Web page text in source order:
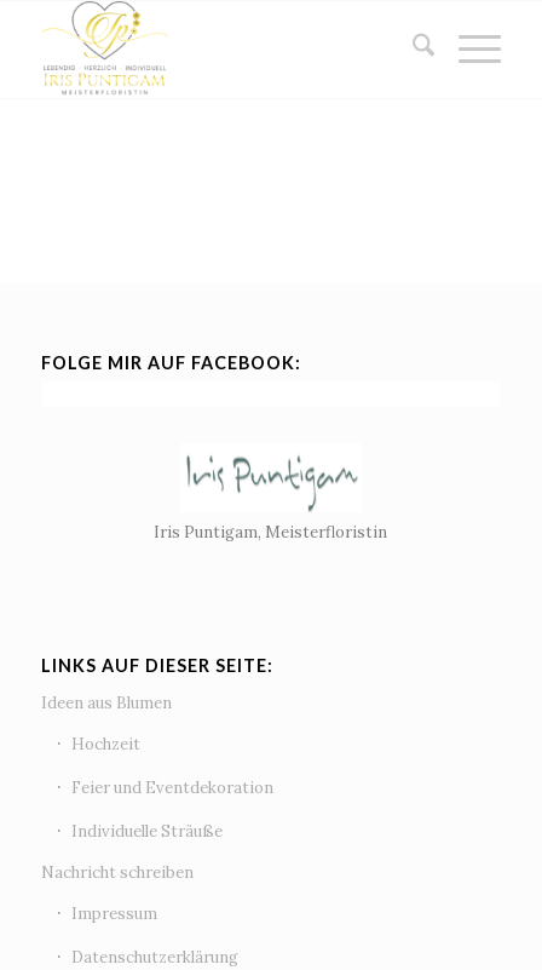
FOLGE MIR AUF FACEBOOK:
Iris Puntigam, Meisterfloristin
LINKS AUF DIESER SEITE:
Ideen aus Blumen
Hochzeit
Feier und Eventdekoration
Individuelle Sträuße
Nachricht schreiben
Impressum
Datenschutzerklärung